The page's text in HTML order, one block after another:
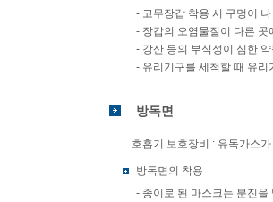
- 고무장갑 착용 시 구멍이
- 장갑의 오염물질이 다른
- 강산 등의 부식성이 심한
- 유리기구를 세척할 때 유
방독면
호흡기 보호장비 : 유독가스
방독면의 착용
- 종이로 된 마스크는 분진